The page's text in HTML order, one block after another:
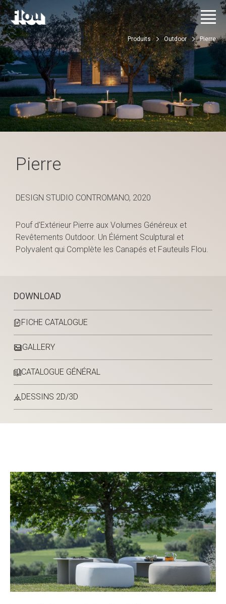
Produits Outdoor Pierre
DOWNLOAD
FICHE CATALOGUE
GALLERY
CATALOGUE GÉNÉRAL
DESSINS 2D/3D
Pierre
DESIGN STUDIO CONTROMANO, 2020
Pouf d'Extérieur Pierre aux Volumes Généreux et
Revêtements Outdoor. Un Élément Sculptural et
Polyvalent qui Complète les Canapés et Fauteuils Flou.